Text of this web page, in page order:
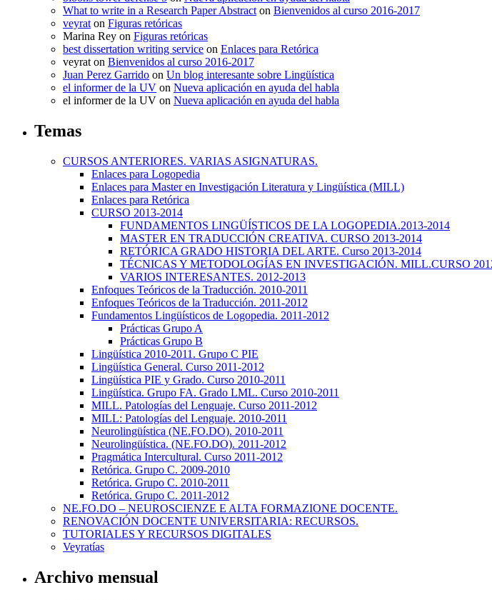
What to write in a Research Paper Abstract on Bienvenidos al curso 2016-2017
veyrat on Figuras retóricas
Marina Rey on Figuras retóricas
best dissertation writing service on Enlaces para Retórica
veyrat on Bienvenidos al curso 2016-2017
Juan Perez Garrido on Un blog interesante sobre Lingüística
el informer de la UV on Nueva aplicación en ayuda del habla
el informer de la UV on Nueva aplicación en ayuda del habla
Temas
CURSOS ANTERIORES. VARIAS ASIGNATURAS.
Enlaces para Logopedia
Enlaces para Master en Investigación Literatura y Lingüística (MILL)
Enlaces para Retórica
CURSO 2013-2014
FUNDAMENTOS LINGÜÍSTICOS DE LA LOGOPEDIA.2013-2014
MASTER EN TRADUCCIÓN CREATIVA. CURSO 2013-2014
RETÓRICA GRADO HISTORIA DEL ARTE. Curso 2013-2014
TÉCNICAS Y METODOLOGÍAS EN INVESTIGACIÓN. MILL.CURSO
VARIOS INTERESANTES. 2012-2013
Enfoques Teóricos de la Traducción. 2010-2011
Enfoques Teóricos de la Traducción. 2011-2012
Fundamentos Lingüísticos de Logopedia. 2011-2012
Prácticas Grupo A
Prácticas Grupo B
Lingüística 2010-2011. Grupo C PIE
Lingüística General. Curso 2011-2012
Lingüística PIE y Grado. Curso 2010-2011
Lingüística. Grupo FA. Grado LML. Curso 2010-2011
MILL. Patologías del Lenguaje. Curso 2011-2012
MILL: Patologías del Lenguaje. 2010-2011
Neurolingüística (NE.FO.DO). 2010-2011
Neurolingüística. (NE.FO.DO). 2011-2012
Pragmática Intercultural. Curso 2011-2012
Retórica. Grupo C. 2009-2010
Retórica. Grupo C. 2010-2011
Retórica. Grupo C. 2011-2012
NE.FO.DO – NEUROSCIENZE E ALTA FORMAZIONE DOCENTE.
RENOVACIÓN DOCENTE UNIVERSITARIA: RECURSOS.
TUTORIALES Y RECURSOS DIGITALES
Veyratías
Archivo mensual